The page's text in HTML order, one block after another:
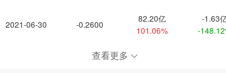
2021-06-30 -0.2600
82.20亿
101.06%
-1.63
-
查看更多